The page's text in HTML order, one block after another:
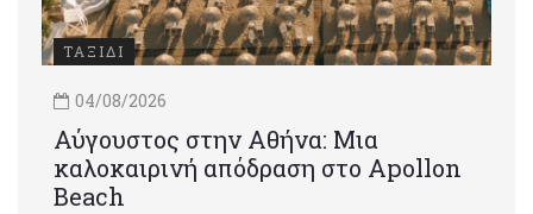
ΤΑΞΙΔΙ
04/08/2026
Αύγουστος στην Αθήνα: Μια
καλοκαιρινή απόδραση στο Apollon
Beach